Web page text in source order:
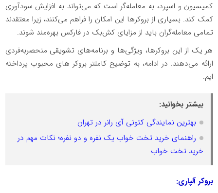
کمیسیون و اسپرد، به معامله‌گر است که می‌تواند به افزایش سودآوری
کمک کند. بسیاری از بروکرها این امکان را فراهم می‌کنند، زیرا معتقدند
تمامی معامله‌گران باید از مزایای کش‌بک در فارکس بهره‌مند شوند.
هر یک از این بروکرها، ویژگی‌ها و برنامه‌های تشویقی منحصر‌به‌فردی
ارائه می‌دهند. در ادامه، به توضیح کاملتر بروکر های محبوب پرداخته
ایم.
بیشتر بخوانید:
بهترین نمایندگی کتونی آی رانر در تهران
راهنمای خرید تخت خواب یک نفره و دو نفره؛ نکات مهم در
خرید تخت خواب
بروکر آلپاری: